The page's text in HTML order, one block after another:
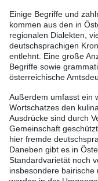
Einige Begriffe und
kommen aus den in
regionalen Dialekten,
deutschsprachigen
entlehnt. Eine große
Begriffe sowie
österreichische
Außerdem umfasst ein
Wortschatzes den
Ausdrücke sind durch
Gemeinschaft
hier fremde
Daneben gibt es in
Standardvarietät noch
insbesondere